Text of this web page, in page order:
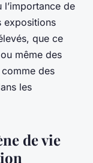
l’importance de
expositions
que ce
même des
des
les
de vie